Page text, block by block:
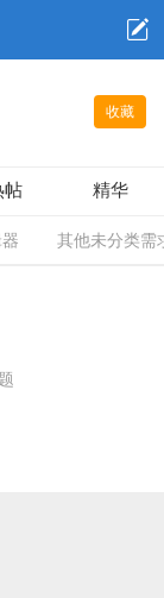
收藏
帖 精华
其他未分类需